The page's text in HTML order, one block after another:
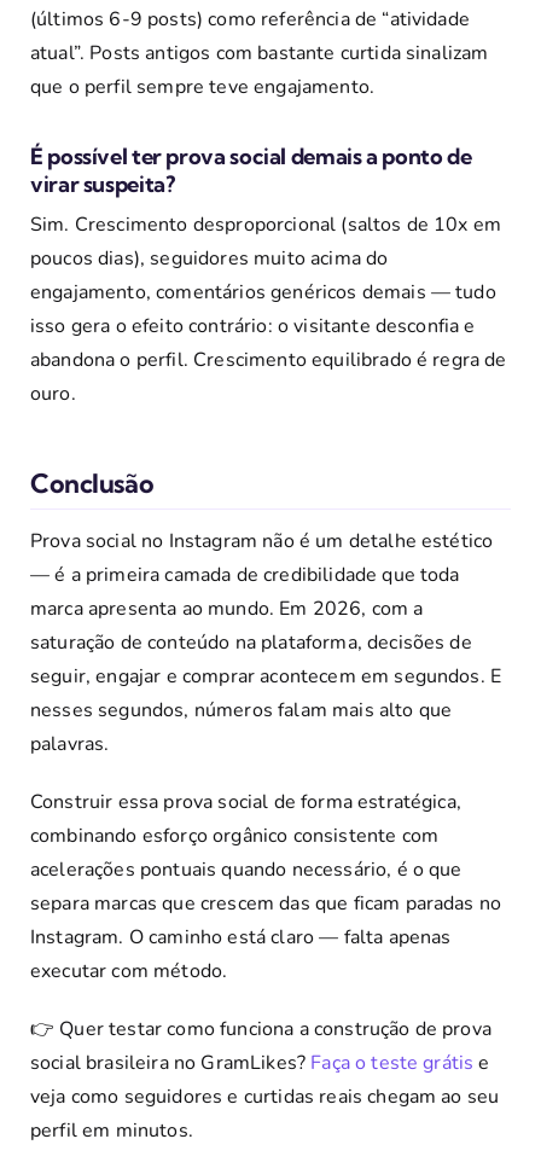
(últimos 6-9 posts) como referência de “atividade
atual”. Posts antigos com bastante curtida sinalizam
que o perfil sempre teve engajamento.
É possível ter prova social demais a ponto de
virar suspeita?
Sim. Crescimento desproporcional (saltos de 10x em
poucos dias), seguidores muito acima do
engajamento, comentários genéricos demais — tudo
isso gera o efeito contrário: o visitante desconfia e
abandona o perfil. Crescimento equilibrado é regra de
ouro.
Conclusão
Prova social no Instagram não é um detalhe estético
— é a primeira camada de credibilidade que toda
marca apresenta ao mundo. Em 2026, com a
saturação de conteúdo na plataforma, decisões de
seguir, engajar e comprar acontecem em segundos. E
nesses segundos, números falam mais alto que
palavras.
Construir essa prova social de forma estratégica,
combinando esforço orgânico consistente com
acelerações pontuais quando necessário, é o que
separa marcas que crescem das que ficam paradas no
Instagram. O caminho está claro — falta apenas
executar com método.
👉 Quer testar como funciona a construção de prova
social brasileira no GramLikes? Faça o teste grátis e
veja como seguidores e curtidas reais chegam ao seu
perfil em minutos.